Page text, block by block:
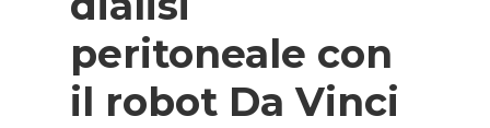
peritoneale con
il robot Da Vinci